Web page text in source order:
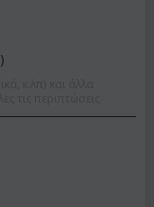
)